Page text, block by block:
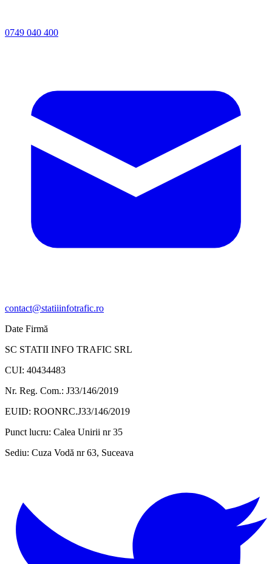
0749 040 400
contact@statiiinfotrafic.ro
Date Firmă
SC STATII INFO TRAFIC SRL
CUI: 40434483
Nr. Reg. Com.: J33/146/2019
EUID: ROONRC.J33/146/2019
Punct lucru: Calea Unirii nr 35
Sediu: Cuza Vodă nr 63, Suceava